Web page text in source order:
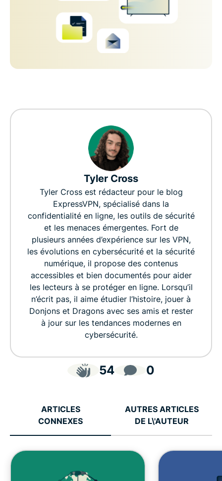
Tyler Cross
Tyler Cross est rédacteur pour le blog
ExpressVPN, spécialisé dans la
confidentialité en ligne, les outils de sécurité
et les menaces émergentes. Fort de
plusieurs années d’expérience sur les VPN,
les évolutions en cybersécurité et la sécurité
numérique, il propose des contenus
accessibles et bien documentés pour aider
les lecteurs à se protéger en ligne. Lorsqu’il
n’écrit pas, il aime étudier l’histoire, jouer à
Donjons et Dragons avec ses amis et rester
à jour sur les tendances modernes en
cybersécurité.
54 0
ARTICLES
CONNEXES
AUTRES ARTICLES
DE L\'AUTEUR